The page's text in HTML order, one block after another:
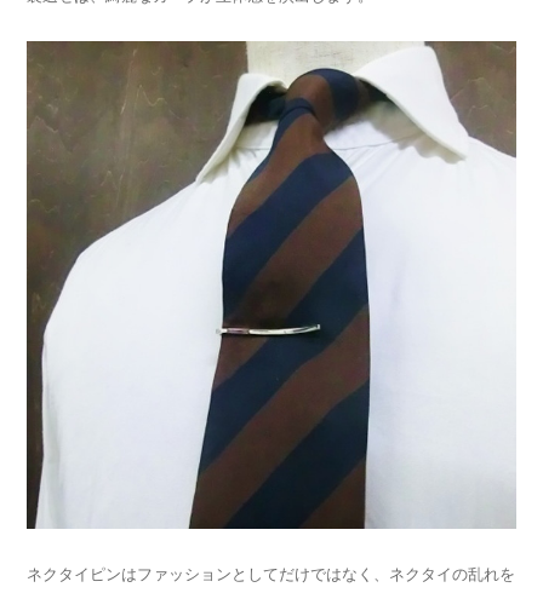
ネクタイピンはファッションとしてだけではなく、ネクタイの乱れを